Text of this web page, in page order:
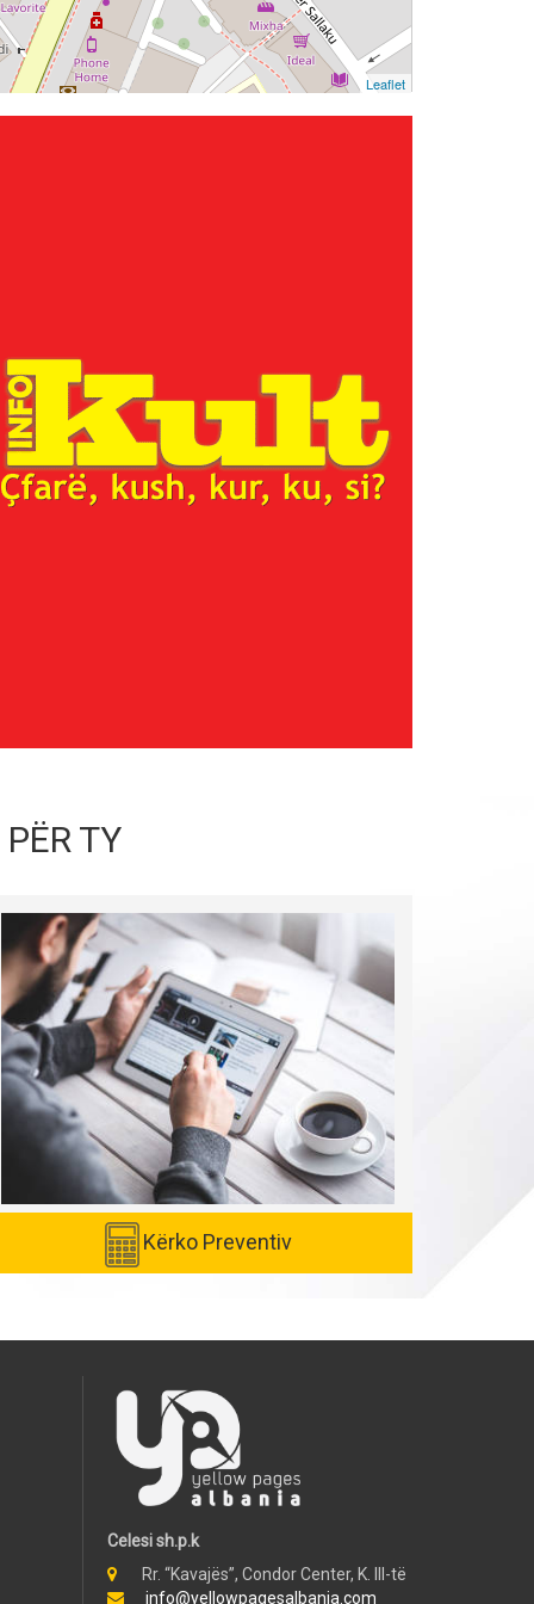
Leaflet
TY
Kërko Preventiv
Celesi sh.p.k
Rr. “Kavajës”, Condor Center, K. III-të
info@yellowpagesalbania.com